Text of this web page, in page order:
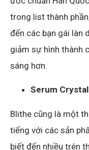
trong list thành
đến các bạn gái làn
giảm sự hình thành
sáng hơn.
Serum
Blithe cũng là một
tiếng với các sản
biết đến nhiều trên